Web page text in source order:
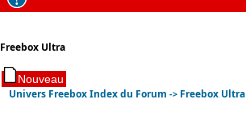
Freebox Ultra
Univers Freebox Index du Forum -> Freebox Ultra